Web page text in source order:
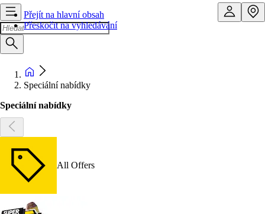
Přejít na hlavní obsah
Přeskočit na vyhledávání
Speciální nabídky
Speciální nabídky
All Offers